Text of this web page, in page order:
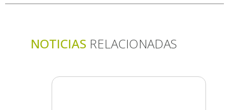
NOTICIAS RELACIONADAS